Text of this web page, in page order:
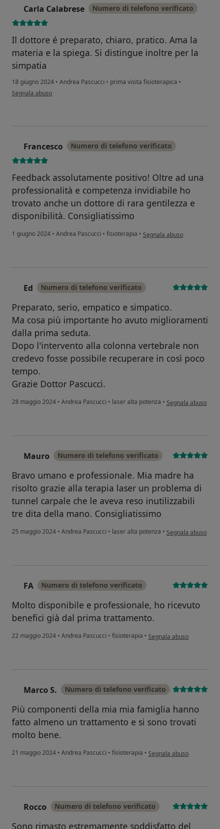
Carla Calabrese Numero di telefono verificato
Il dottore é preparato, chiaro, pratico. Ama la
materia e la spiega. Si distingue inoltre per la
simpatia
18 giugno 2024 • Andrea Pascucci • prima visita fisioterapica •
secondo l'opinione dell'utente Carla Calabrese
Segnala abuso
Francesco Numero di telefono verificato
Feedback assolutamente positivo! Oltre ad una
professionalità e competenza invidiabile ho
trovato anche un dottore di rara gentilezza e
disponibilità. Consigliatissimo
1 giugno 2024 • Andrea Pascucci • fisioterapia • secondo l'opinione
Segnala abuso
Ed Numero di telefono verificato
Preparato, serio, empatico e simpatico.
Ma cosa più importante ho avuto miglioramenti
dalla prima seduta.
Dopo l'intervento alla colonna vertebrale non
credevo fosse possibile recuperare in così poco
tempo.
Grazie Dottor Pascucci.
28 maggio 2024 • Andrea Pascucci • laser alta potenza • secondo l'opinione
Segnala abuso
Mauro Numero di telefono verificato
Bravo umano e professionale. Mia madre ha
risolto grazie alla terapia laser un problema di
tunnel carpale che le aveva reso inutilizzabili
tre dita della mano. Consigliatissimo
25 maggio 2024 • Andrea Pascucci • laser alta potenza • secondo
Segnala abuso
FA Numero di telefono verificato
Molto disponibile e professionale, ho ricevuto
benefici già dal prima trattamento.
22 maggio 2024 • Andrea Pascucci • fisioterapia • secondo l'opinione
Segnala abuso
Marco S. Numero di telefono verificato
Più componenti della mia mia famiglia hanno
fatto almeno un trattamento e si sono trovati
molto bene.
21 maggio 2024 • Andrea Pascucci • fisioterapia • secondo l'opinione
Segnala abuso
Rocco Numero di telefono verificato
Sono rimasto estremamente soddisfatto del